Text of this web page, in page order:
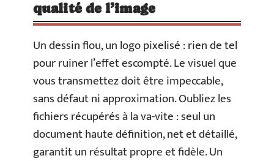
qualité de l’image
Un dessin flou, un logo pixelisé : rien de tel
pour ruiner l’effet escompté. Le visuel que
vous transmettez doit être impeccable,
sans défaut ni approximation. Oubliez les
fichiers récupérés à la va-vite : seul un
document haute définition, net et détaillé,
garantit un résultat propre et fidèle. Un